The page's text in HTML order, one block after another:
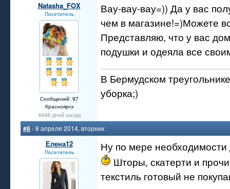
Natasha_FOX
Посетитель
Сообщений: 97
Красноярск
4448 дней назад
Вау-вау-вау=)) Да у вас
чем в магазине!=)Можете
Представляю, что у вас
подушки и одеяла все
В Бермудском
уборка;)
#8- 8 апреля 2014, вторник
Елена12
Посетитель
Ну по мере необходимости
Шторы, скатерти и
текстиль готовый не